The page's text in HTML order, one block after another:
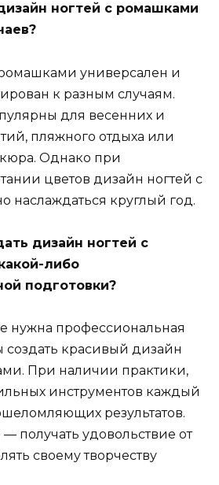
ногтей с ромашками
универсален и
к разным случаям.
для весенних и
пляжного отдыха или
Однако при
цветов дизайн ногтей с
круглый год.
дизайн ногтей с
либо
подготовки?
нужна профессиональная
создать красивый дизайн
При наличии практики,
инструментов каждый
результатов.
получать удовольствие от
своему творчеству